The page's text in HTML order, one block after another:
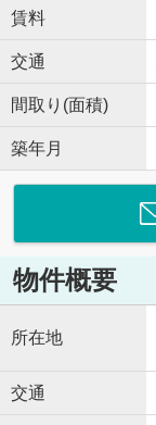
賃料
交通
間取り(面積)
築年月
物件概要
所在地
交通